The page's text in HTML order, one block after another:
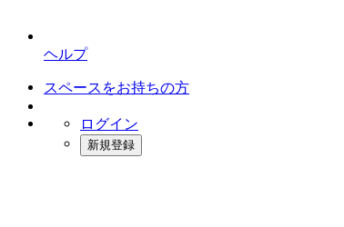
ヘルプ
スペースをお持ちの方
ログイン
新規登録